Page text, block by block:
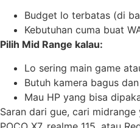
Budget lo terbatas (di
Kebutuhan cuma buat
Pilih Mid Range kalau:
Lo sering main game
Butuh kamera bagus
Mau HP yang bisa
Saran dari gue, cari midrange